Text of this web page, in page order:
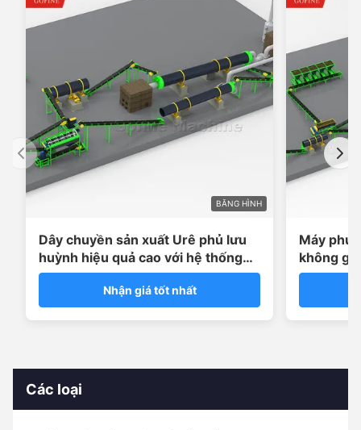
BĂNG HÌNH
Dây chuyền sản xuất Urê phủ lưu
huỳnh hiệu quả cao với hệ thống
dán sáp
Nhận giá tốt nhất
Máy phủ
không gỉ
polymer
Các loại